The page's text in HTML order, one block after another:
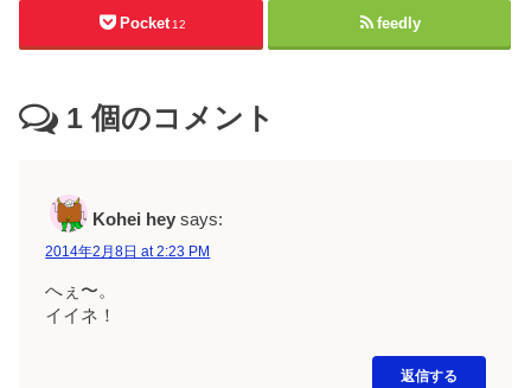
Pocket12 feedly
1 個のコメント
Kohei hey says:
2014年2月8日 at 2:23 PM
へぇ〜。
イイネ！
返信する